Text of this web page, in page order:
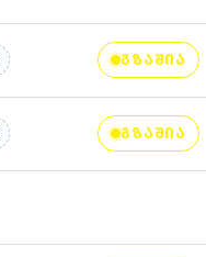
ᲒᲖᲐᲨᲘᲐ
ᲒᲖᲐᲨᲘᲐ